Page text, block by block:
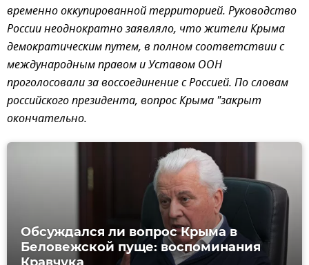
временно оккупированной территорией. Руководство
России неоднократно заявляло, что жители Крыма
демократическим путем, в полном соответствии с
международным правом и Уставом ООН
проголосовали за воссоединение с Россией. По словам
российского президента, вопрос Крыма "закрыт
окончательно.
Обсуждался ли вопрос Крыма в
Беловежской пуще: воспоминания